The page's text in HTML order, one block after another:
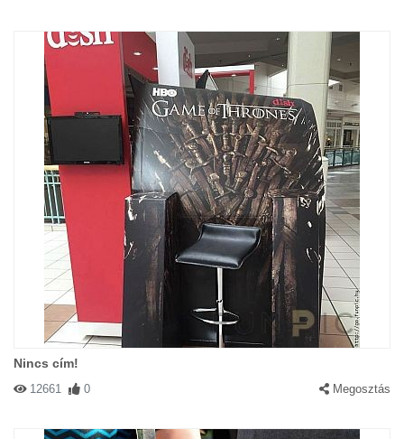
Nincs cím!
12661 0 Megosztás